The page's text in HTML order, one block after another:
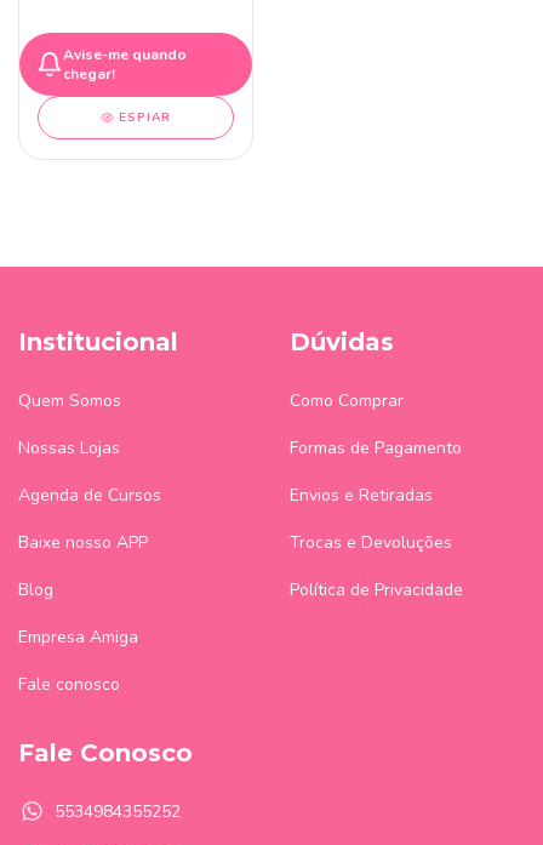
Avise-me quando
chegar!
ESPIAR
Institucional
Quem Somos
Nossas Lojas
Agenda de Cursos
Baixe nosso APP
Blog
Empresa Amiga
Fale conosco
Dúvidas
Como Comprar
Formas de Pagamento
Envios e Retiradas
Trocas e Devoluções
Política de Privacidade
Fale Conosco
5534984355252